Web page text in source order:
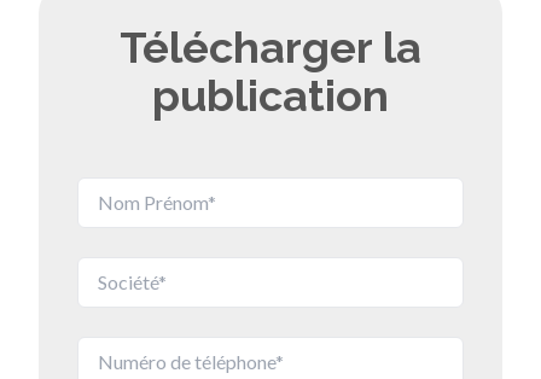
Télécharger la
publication